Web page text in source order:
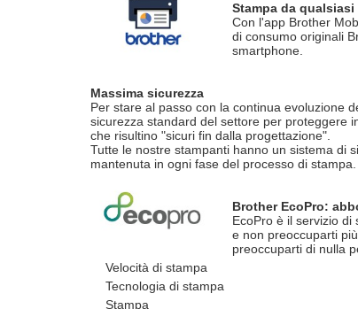
Stampa da
Con l'app Brother
di consumo originali
smartphone.
Massima sicurezza
Per stare al passo con la continua evoluzione
sicurezza standard del settore per proteggere
che risultino "sicuri fin dalla progettazione".
Tutte le nostre stampanti hanno un sistema di
mantenuta in ogni fase del processo di stampa.
Brother EcoPro:
EcoPro è il servizio
e non preoccuparti
preoccuparti di nulla
Velocità di stampa
Tecnologia di stampa
Stampa